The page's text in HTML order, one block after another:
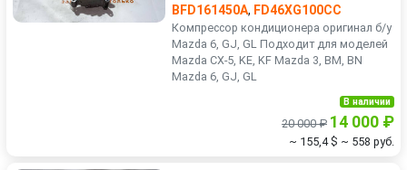
BFD161450A, FD46XG100CC
Компрессор кондиционера оригинал б/у
Mazda 6, GJ, GL Подходит для моделей
Mazda CX-5, KE, KF Mazda 3, BM, BN
Mazda 6, GJ, GL
В наличии
20 000 ₽ 14 000 ₽
~ 155,4 $ ~ 558 руб.